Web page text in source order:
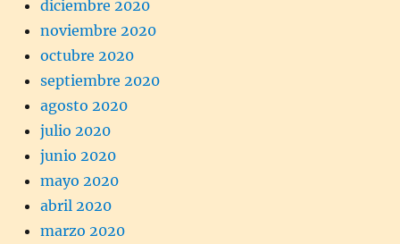
diciembre 2020
noviembre 2020
octubre 2020
septiembre 2020
agosto 2020
julio 2020
junio 2020
mayo 2020
abril 2020
marzo 2020